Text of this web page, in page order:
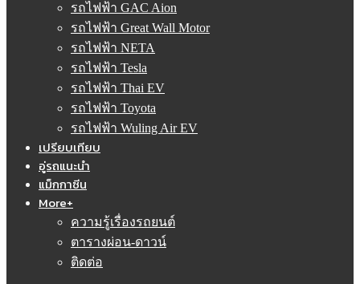
รถไฟฟ้า GAC Aion
รถไฟฟ้า Great Wall Motor
รถไฟฟ้า NETA
รถไฟฟ้า Tesla
รถไฟฟ้า Thai EV
รถไฟฟ้า Toyota
รถไฟฟ้า Wuling Air EV
เปรียบเทียบ
อู่รถแนะนำ
แม็กกาซีน
More+
ความรู้เรื่องรถยนต์
ตารางผ่อน-ดาวน์
ติดต่อ